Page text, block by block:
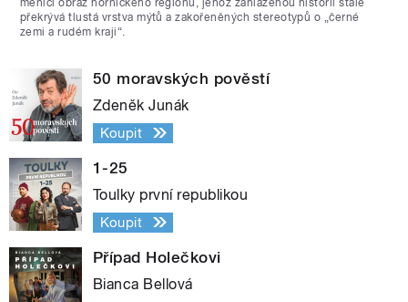
překrývá tlustá vrstva mýtů a zakořeněných stereotypů o „černé
zemi a rudém kraji“.
50 moravských pověstí
Zdeněk Junák
Koupit
1-25
Toulky první republikou
Koupit
Případ Holečkovi
Bianca Bellová